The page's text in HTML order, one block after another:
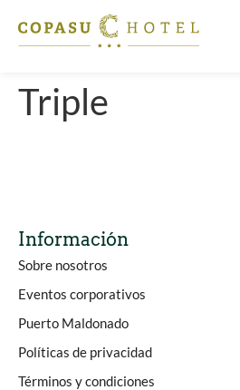
Triple
Información
Sobre nosotros
Eventos corporativos
Puerto Maldonado
Políticas de privacidad
Términos y condiciones